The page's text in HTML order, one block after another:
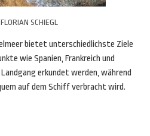
FLORIAN SCHIEGL
bietet unterschiedlichste Ziele
wie Spanien, Frankreich und
erkundet werden, während
auf dem Schiff verbracht wird.